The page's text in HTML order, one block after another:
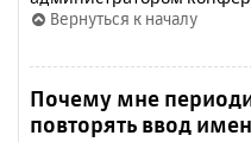
Вернуться к началу
Почему мне
повторять ввод